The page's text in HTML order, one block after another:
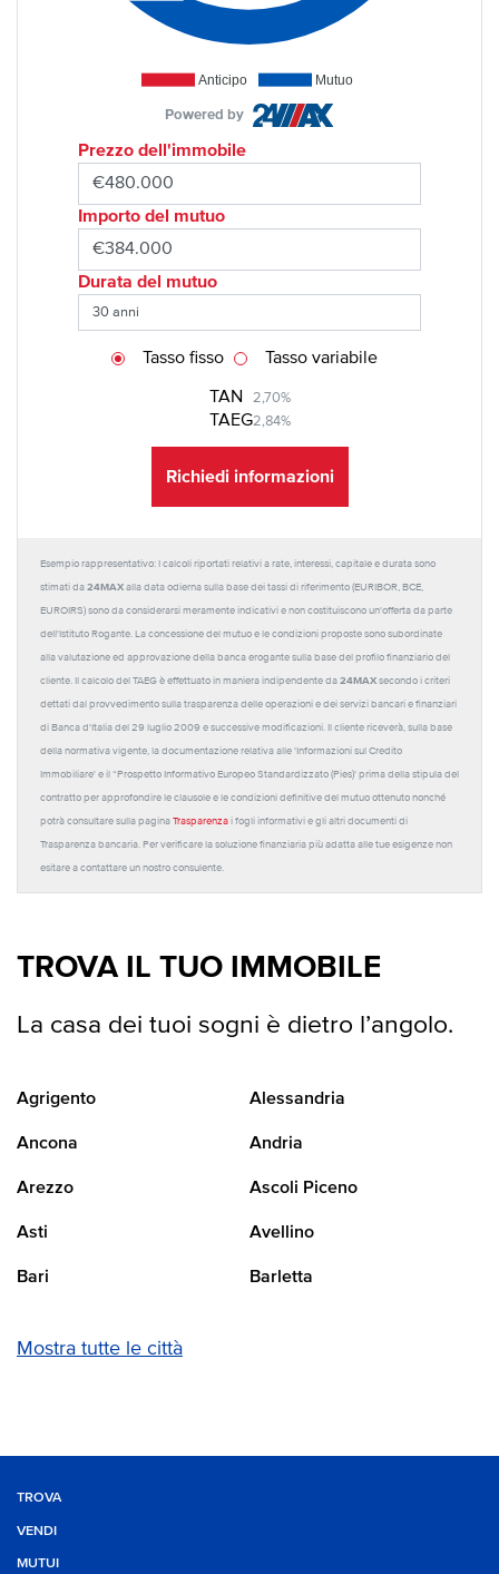
Anticipo Mutuo
Powered by
Prezzo dell'immobile
Importo del mutuo
Durata del mutuo
TAN 2,70%
TAEG2,84%
Tasso fisso Tasso variabile
Richiedi informazioni
Esempio rappresentativo: I calcoli riportati relativi a rate, interessi, capitale e durata sono
stimati da 24MAX alla data odierna sulla base dei tassi di riferimento (EURIBOR, BCE,
EUROIRS) sono da considerarsi meramente indicativi e non costituiscono un'offerta da parte
dell'Istituto Rogante. La concessione del mutuo e le condizioni proposte sono subordinate
alla valutazione ed approvazione della banca erogante sulla base del profilo finanziario del
cliente. Il calcolo del TAEG è effettuato in maniera indipendente da 24MAX secondo i criteri
dettati dal provvedimento sulla trasparenza delle operazioni e dei servizi bancari e finanziari
di Banca d'Italia del 29 luglio 2009 e successive modificazioni. Il cliente riceverà, sulla base
della normativa vigente, la documentazione relativa alle 'Informazioni sul Credito
Immobiliare' e il “Prospetto Informativo Europeo Standardizzato (Pies)' prima della stipula del
contratto per approfondire le clausole e le condizioni definitive del mutuo ottenuto nonché
potrà consultare sulla pagina Trasparenza i fogli informativi e gli altri documenti di
Trasparenza bancaria. Per verificare la soluzione finanziaria più adatta alle tue esigenze non
esitare a contattare un nostro consulente.
TROVA IL TUO IMMOBILE
La casa dei tuoi sogni è dietro l’angolo.
Agrigento Alessandria
Ancona Andria
Arezzo Ascoli Piceno
Asti Avellino
Bari Barletta
Mostra tutte le città
TROVA
VENDI
MUTUI